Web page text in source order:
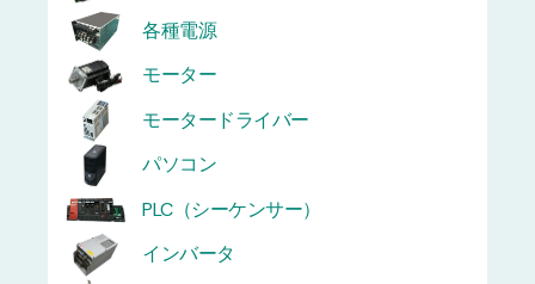
各種電源
モーター
モータードライバー
パソコン
PLC（シーケンサー）
インバータ